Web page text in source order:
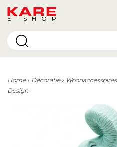
E-SHOP
Home Décoratie Woonaccessoires
Design